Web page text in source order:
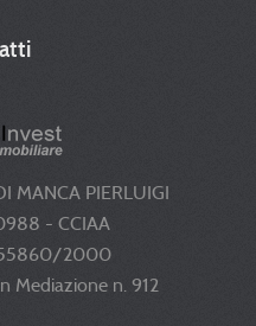
MANCA PIERLUIGI
- CCIAA
55860/2000
Mediazione n. 912